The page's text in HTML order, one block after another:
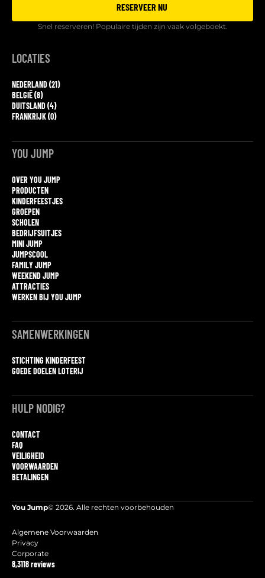
RESERVEER NU
Snel reserveren! Populaire tijden zijn vaak volgeboekt.
LOCATIES
NEDERLAND (21)
BELGIË (8)
DUITSLAND (4)
FRANKRIJK (0)
YOU JUMP
OVER YOU JUMP
PRODUCTEN
KINDERFEESTJES
GROEPEN
SCHOLEN
BEDRIJFSUITJES
MINI JUMP
JUMPSCOOL
FAMILY JUMP
WEEKEND JUMP
ATTRACTIES
WERKEN BIJ YOU JUMP
SAMENWERKINGEN
STICHTING KINDERFEEST
GOEDE DOELEN LOTERIJ
HULP NODIG?
CONTACT
FAQ
VEILIGHEID
VOORWAARDEN
BETALINGEN
You Jump© 2026. Alle rechten voorbehouden
Algemene Voorwaarden
Privacy
Corporate
8,3118 reviews